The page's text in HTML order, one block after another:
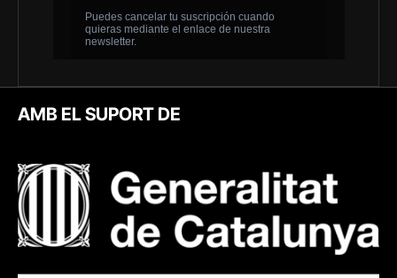
AMB EL SUPORT DE